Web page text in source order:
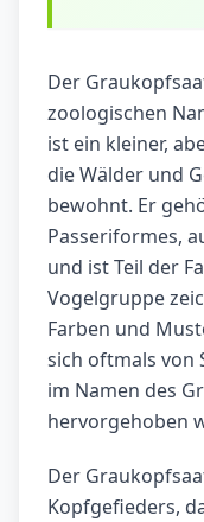
Der
zoologischen
ist ein kleiner,
die Wälder und
bewohnt. Er
Passeriformes,
und ist Teil der
Vogelgruppe
Farben und
sich oftmals von
im Namen des
hervorgehoben
Der
Kopfgefieders,